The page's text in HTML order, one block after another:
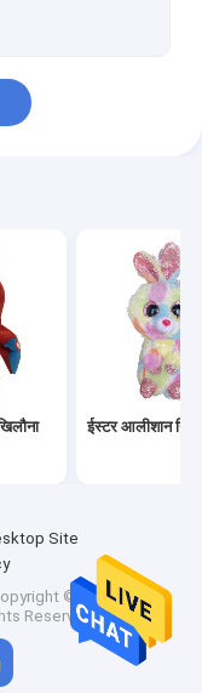
ईस्टर आलीशान
Site
© 2026 Nanjing
Reserved.